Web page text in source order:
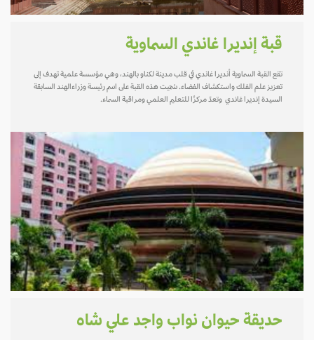
قبة إنديرا غاندي السماوية
تقع القبة السماوية أنديرا غاندي في قلب مدينة لكناو بالهند، وهي مؤسسة علمية تهدف إلى
تعزيز علم الفلك واستكشاف الفضاء. سُمّيت هذه القبة على اسم رئيسة وزراءالهند السابقة
السيدة إنديرا غاندي وتعدّ مركزًا للتعليم العلمي ومراقبة السماء.
حديقة حيوان نواب واجد علي شاه